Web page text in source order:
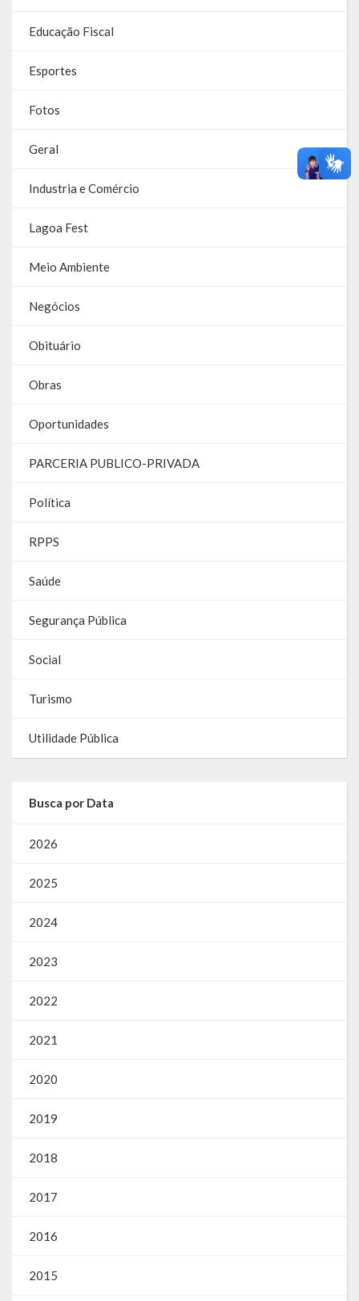
Formulário de Pedido de Informações
Formulário de Recurso
Relatório Anual de Solicitações – SIC
Servidor
Gestão Interna – GOVBR (Sistema)
Educação Fiscal
Esportes
Fotos
Geral
Industria e Comércio
Lagoa Fest
Meio Ambiente
Negócios
Obituário
Obras
Oportunidades
PARCERIA PUBLICO-PRIVADA
Política
RPPS
Saúde
Segurança Pública
Social
Turismo
Utilidade Pública
Busca por Data
2026
2025
2024
2023
2022
2021
2020
2019
2018
2017
2016
2015